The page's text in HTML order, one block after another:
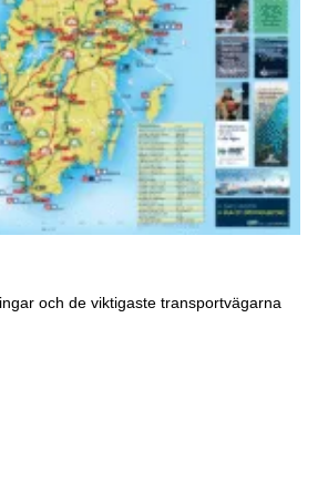
och de viktigaste transportvägarna